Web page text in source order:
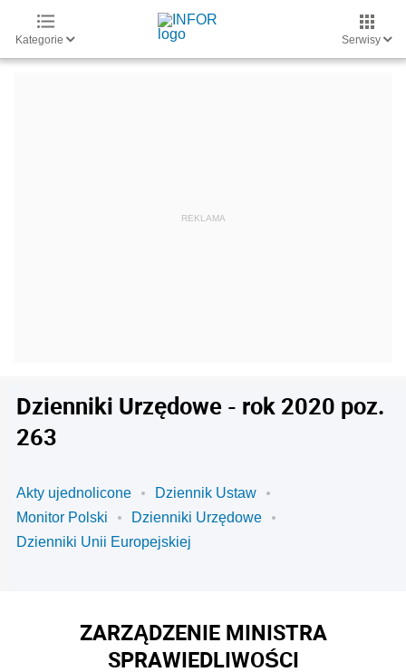
Kategorie Serwisy
Dzienniki Urzędowe - rok 2020 poz.
263
Akty ujednolicone
Dziennik Ustaw
Monitor Polski
Dzienniki Urzędowe
Dzienniki Unii Europejskiej
ZARZĄDZENIE MINISTRA
SPRAWIEDLIWOŚCI